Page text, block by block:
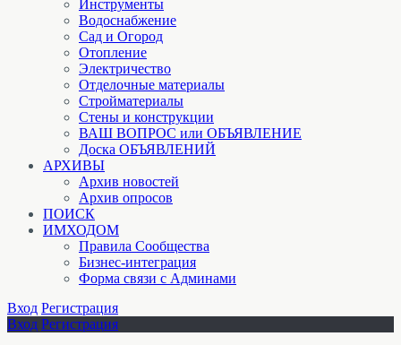
Инструменты
Водоснабжение
Сад и Огород
Отопление
Электричество
Отделочные материалы
Стройматериалы
Стены и конструкции
ВАШ ВОПРОС или ОБЪЯВЛЕНИЕ
Доска ОБЪЯВЛЕНИЙ
АРХИВЫ
Архив новостей
Архив опросов
ПОИСК
ИМХОДОМ
Правила Сообщества
Бизнес-интеграция
Форма связи с Админами
Вход Регистрация
Вход Регистрация